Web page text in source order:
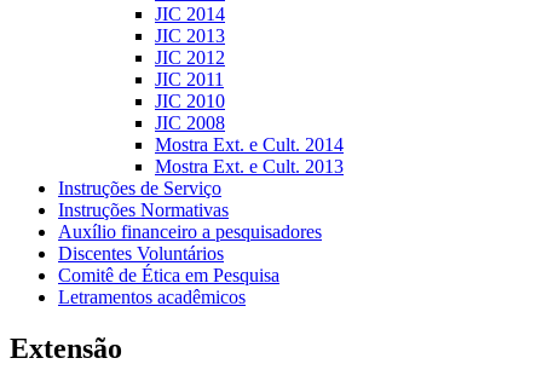
JIC 2014
JIC 2013
JIC 2012
JIC 2011
JIC 2010
JIC 2008
Mostra Ext. e Cult. 2014
Mostra Ext. e Cult. 2013
Instruções de Serviço
Instruções Normativas
Auxílio financeiro a pesquisadores
Discentes Voluntários
Comitê de Ética em Pesquisa
Letramentos acadêmicos
Extensão